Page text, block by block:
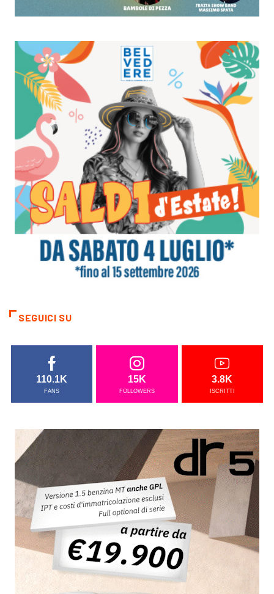
SEGUICI SU
110.1K
FANS
15K
FOLLOWERS
3.8K
ISCRITTI